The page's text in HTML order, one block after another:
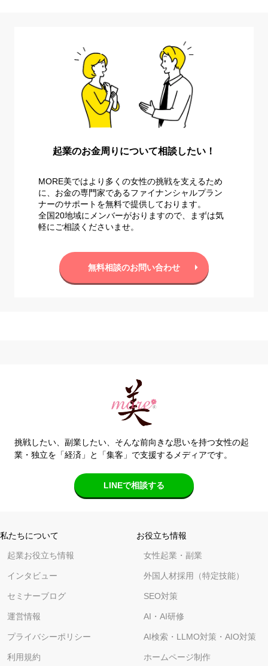
起業のお金周りについて相談したい！
MORE美ではより多くの女性の挑戦を支えるため
に、お金の専門家であるファイナンシャルプラン
ナーのサポートを無料で提供しております。
全国20地域にメンバーがおりますので、まずは気
軽にご相談くださいませ。
無料相談のお問い合わせ
挑戦したい、副業したい、そんな前向きな思いを持つ女性の起
業・独立を「経済」と「集客」で支援するメディアです。
LINEで相談する
私たちについて
起業お役立ち情報
インタビュー
セミナーブログ
運営情報
プライバシーポリシー
利用規約
お役立ち情報
女性起業・副業
外国人材採用（特定技能）
SEO対策
AI・AI研修
AI検索・LLMO対策・AIO対策
ホームページ制作